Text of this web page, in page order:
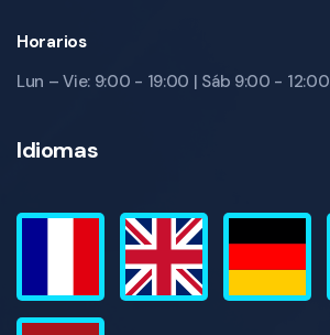
Horarios
Lun – Vie: 9:00 - 19:00 | Sáb 9:00 - 12:00
Idiomas